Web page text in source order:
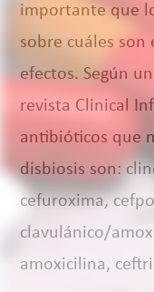
importante que
sobre cuáles son
efectos. Según
revista Clinical
antibióticos que
disbiosis son:
cefuroxima,
clavulánico/
amoxicilina,